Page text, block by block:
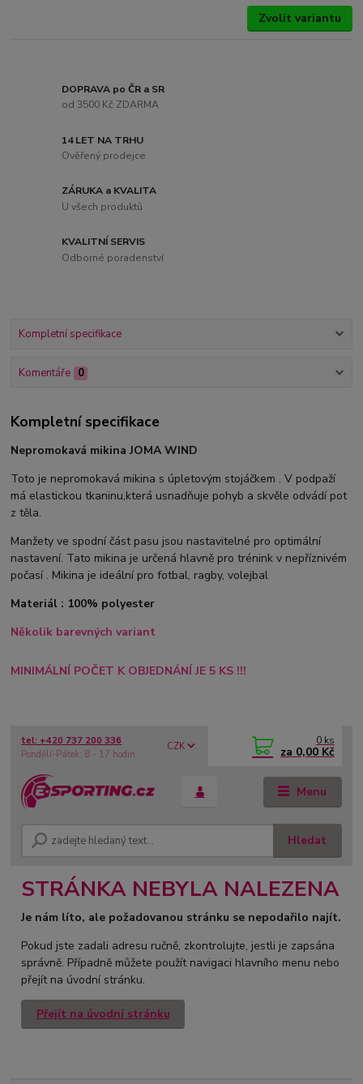
Zvolit variantu
DOPRAVA po ČR a SR
od 3500 Kč ZDARMA
14 LET NA TRHU
Ověřený prodejce
ZÁRUKA a KVALITA
U všech produktů
KVALITNÍ SERVIS
Odborné poradenství
Kompletní specifikace
Komentáře 0
Kompletní specifikace
Nepromokavá mikina JOMA WIND
Toto je nepromokavá mikina s úpletovým stojáčkem . V podpaží
má elastickou tkaninu,která usnadňuje pohyb a skvěle odvádí pot
z těla.
Manžety ve spodní část pasu jsou nastavitelné pro optimální
nastavení. Tato mikina je určená hlavně pro trénink v nepříznivém
počasí . Mikina je ideální pro fotbal, ragby, volejbal
Materiál : 100% polyester
Několik barevných variant
MINIMÁLNÍ POČET K OBJEDNÁNÍ JE 5 KS !!!
Menu
CZK
Hledat
tel: +420 737 200 336
Pondělí-Pátek: 8 - 17 hodin
0 ks
za 0,00 Kč
STRÁNKA NEBYLA NALEZENA
Je nám líto, ale požadovanou stránku se nepodařilo najít.
Pokud jste zadali adresu ručně, zkontrolujte, jestli je zapsána
správně. Případně můžete použít navigaci hlavního menu nebo
přejít na úvodní stránku.
Přejít na úvodní stránku